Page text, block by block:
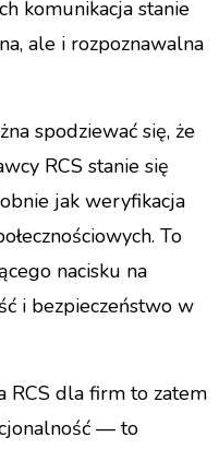
komunikacja stanie
ale i rozpoznawalna
spodziewać się, że
RCS stanie się
jak weryfikacja
To
nacisku na
i bezpieczeństwo w
RCS dla firm to zatem
— to